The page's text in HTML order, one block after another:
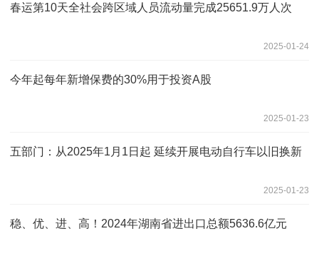
春运第10天全社会跨区域人员流动量完成25651.9万人次
2025-01-24
今年起每年新增保费的30%用于投资A股
2025-01-23
五部门：从2025年1月1日起 延续开展电动自行车以旧换新
2025-01-23
稳、优、进、高！2024年湖南省进出口总额5636.6亿元